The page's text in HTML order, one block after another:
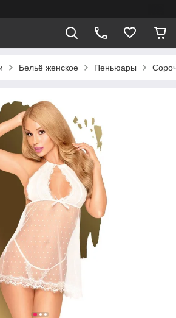
Бельё женское Пеньюары